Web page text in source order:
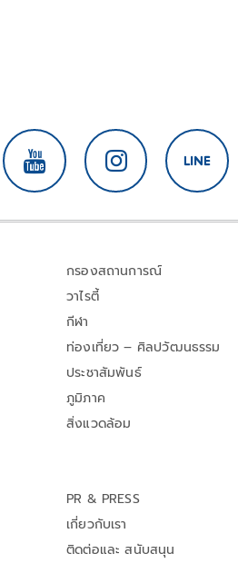
กรองสถานการณ์
วาไรตี้
กีฬา
ท่องเที่ยว – ศิลปวัฒนธรรม
ประชาสัมพันธ์
ภูมิภาค
สิ่งแวดล้อม
PR & PRESS
เกี่ยวกับเรา
ติดต่อและ สนับสนุน